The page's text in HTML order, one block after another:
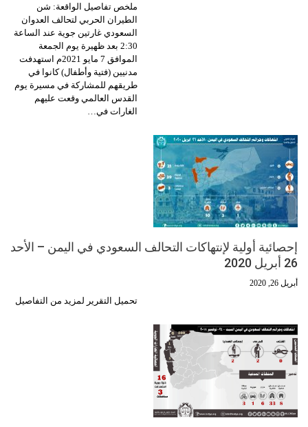
ملخص تفاصيل الواقعة: شن
الطيران الحربي لتحالف العدوان
السعودي غارتين جوية عند الساعة
2:30 بعد ظهيرة يوم الجمعة
الموافق 7 مايو 2021م استهدفت
مدنيين (فتية وأطفال) كانوا في
طريقهم للمشاركة في مسيرة يوم
القدس العالمي وقعت عليهم
الغارات في…
إحصائية أولية لإنتهاكات التحالف السعودي في اليمن – الأحد
26 أبريل 2020
أبريل 26, 2020
تحميل التقرير لمزيد من التفاصيل